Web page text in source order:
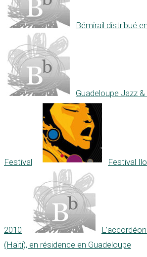
Bémirail distribué
Guadeloupe Jazz
Festival Festival
2010
(Haïti), en résidence en Guadeloupe